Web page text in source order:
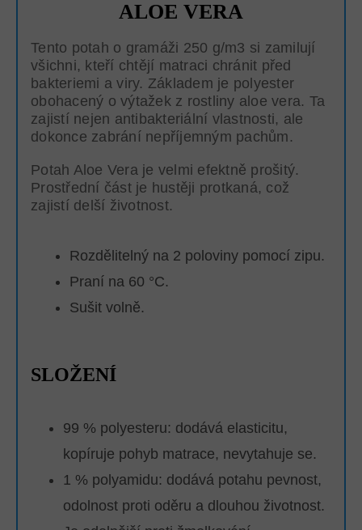
ALOE VERA
Tento potah o gramáži 250 g/m3 si zamilují
všichni, kteří chtějí matraci chránit před
bakteriemi a viry. Základem je polyester
obohacený o výtažek z rostliny aloe vera. Ta
zajistí nejen antibakteriální vlastnosti, ale
dokonce zabrání nepříjemným pachům.
Potah Aloe Vera je velmi efektně prošitý.
Prostřední část je hustěji protkaná, což
zajistí delší životnost.
Rozdělitelný na 2 poloviny pomocí zipu.
Praní na 60 °C.
Sušit volně.
SLOŽENÍ
99 % polyesteru: dodává elasticitu,
kopíruje pohyb matrace, nevytahuje se.
1 % polyamidu: dodává potahu pevnost,
odolnost proti oděru a dlouhou životnost.